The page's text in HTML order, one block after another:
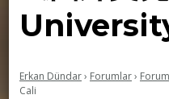
Erkan Dündar› Forumlar› Forum
Cali